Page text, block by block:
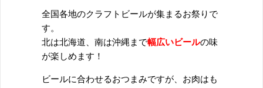
全国各地のクラフトビールが集まるお祭りで
す。
北は北海道、南は沖縄まで幅広いビールの味
が楽しめます！
ビールに合わせるおつまみですが、お肉はも